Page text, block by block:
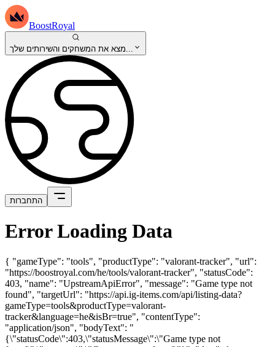
BoostRoyal
התחברות
Error Loading Data
{ "gameType": "tools", "productType": "valorant-tracker", "url":
"https://boostroyal.com/he/tools/valorant-tracker", "statusCode":
403, "name": "UpstreamApiError", "message": "Game type not
found", "targetUrl": "https://api.ig-items.com/api/listing-data?
gameType=tools&productType=valorant-
tracker&language=he&isBr=true", "contentType":
"application/json", "bodyText": "
{\"statusCode\":403,\"statusMessage\":\"Game type not